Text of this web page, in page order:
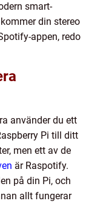
smart-
din stereo
appen, redo
använder du ett
Pi till ditt
men ett av de
är Raspotify.
på din Pi, och
allt fungerar